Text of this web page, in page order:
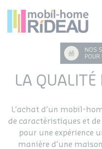
NOS
POUR
LA QUALITÉ
L’achat d’un mobil-
de caractéristiques et
pour une expérience
manière d’une